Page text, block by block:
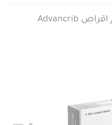
دواء ادفانكريب 400 مجم اقراص Advancrib